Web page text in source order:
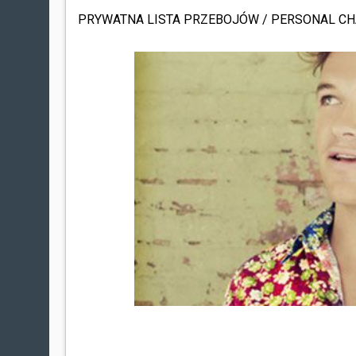
PRYWATNA LISTA PRZEBOJÓW / PERSONAL